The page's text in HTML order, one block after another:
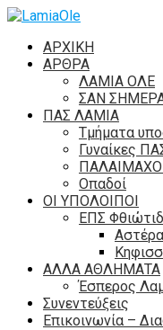
ΑΡΧΙΚΗ
ΑΡΘΡΑ
ΛΑΜΙΑ ΟΛΕ
ΣΑΝ
ΠΑΣ ΛΑΜΙΑ
Τμήματα
Γυναίκες
Οπαδοί
ΟΙ ΥΠΟΛΟΙΠΟΙ
ΕΠΣ
ΑΛΛΑ ΑΘΛΗΜΑΤΑ
Έσπερος
Συνεντεύξεις
Επικοινωνία –